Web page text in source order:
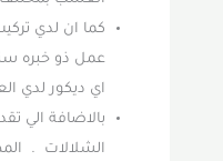
كما ان لدي
عمل ذو خبره
اي ديكور لدي
بالاضافة الي
الشلالات .